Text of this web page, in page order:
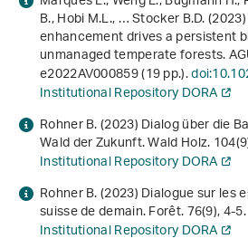
B., Hobi M.L., … Stocker B.D.
enhancement drives a persistent
unmanaged temperate forests.
e2022AV000859 (19 pp.).
Institutional Repository DORA
Rohner B. (2023) Dialog über die
Wald der Zukunft. Wald Holz.104
Institutional Repository DORA
Rohner B. (2023) Dialogue sur les
suisse de demain. Forêt.76(9), 4-5.
Institutional Repository DORA